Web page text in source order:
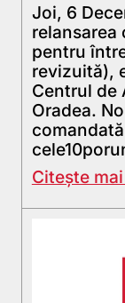
Joi, 6
relansarea
pentru
revizuită),
Centrul de
Oradea.
Citește